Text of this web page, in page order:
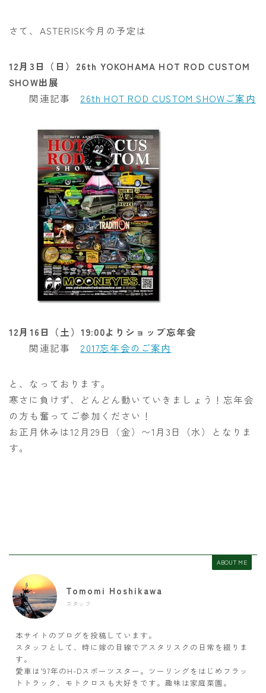
さて、ASTERISK今月の予定は
12月3日（日）26th YOKOHAMA HOT ROD CUSTOM
SHOW出展
関連記事 26th HOT ROD CUSTOM SHOWご案内
12月16日（土）19:00よりショップ忘年会
関連記事 2017忘年会のご案内
と、なっております。
寒さに負けず、どんどん動いていきましょう！忘年会
の方も奮ってご参加ください！
お正月休みは12月29日（金）〜1月3日（水）となりま
す。
ABOUT ME
Tomomi Hoshikawa
スタッフ
本サイトのブログを投稿しています。
スタッフとして、時に嫁の目線でアスタリスクの日常を綴りま
す。
愛車は’97年のH-Dスポーツスター。ツーリングをはじめフラッ
トトラック、モトクロスも大好きです。趣味は家庭菜園。